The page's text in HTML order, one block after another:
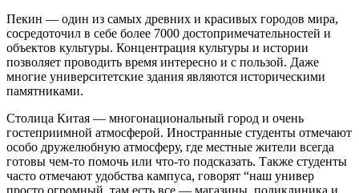
Пекин — один из самых древних и красивых городов мира,
сосредоточил в себе более 7000 достопримечательностей и
объектов культуры. Концентрация культуры и истории
позволяет проводить время интересно и с пользой. Даже
многие университетские здания являются историческими
памятниками.
Столица Китая — многонациональный город и очень
гостеприимной атмосферой. Иностранные студенты отмечают
особо дружелюбную атмосферу, где местные жители всегда
готовы чем-то помочь или что-то подсказать. Также студенты
часто отмечают удобства кампуса, говорят “наш универ
просто огромный, там есть все — магазины, поликлиника и